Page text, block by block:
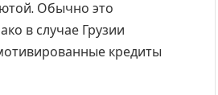
Обычно это
в случае Грузии
кредиты